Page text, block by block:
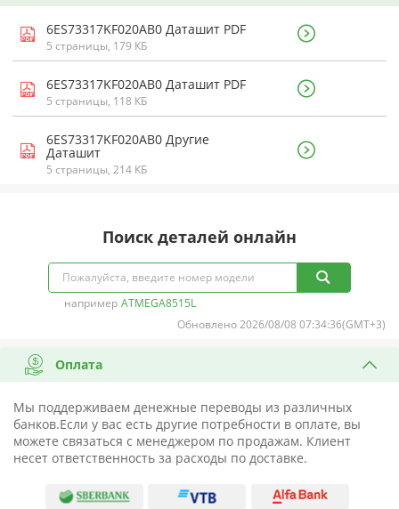
6ES73317KF020AB0 Даташит PDF
5 страницы, 179 КБ
6ES73317KF020AB0 Даташит PDF
5 страницы, 118 КБ
6ES73317KF020AB0 Другие
Даташит
5 страницы, 214 КБ
Поиск деталей онлайн
например ATMEGA8515L
Обновлено 2026/08/08 07:34:36(GMT+3)
Оплата
Мы поддерживаем денежные переводы из различных
банков.Если у вас есть другие потребности в оплате, вы
можете связаться с менеджером по продажам. Клиент
несет ответственность за расходы по доставке.